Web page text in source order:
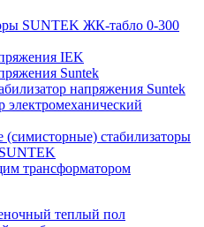
SUNTEK ЖК-табло 0-300
IEK
Suntek
напряжения Suntek
электромеханический
(симисторные) стабилизаторы
трансформатором
теплый пол